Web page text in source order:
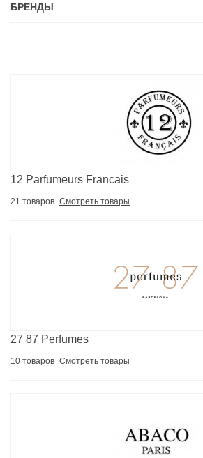
БРЕНДЫ
12 Parfumeurs Francais
21 товаров Смотреть товары
27 87 Perfumes
10 товаров Смотреть товары